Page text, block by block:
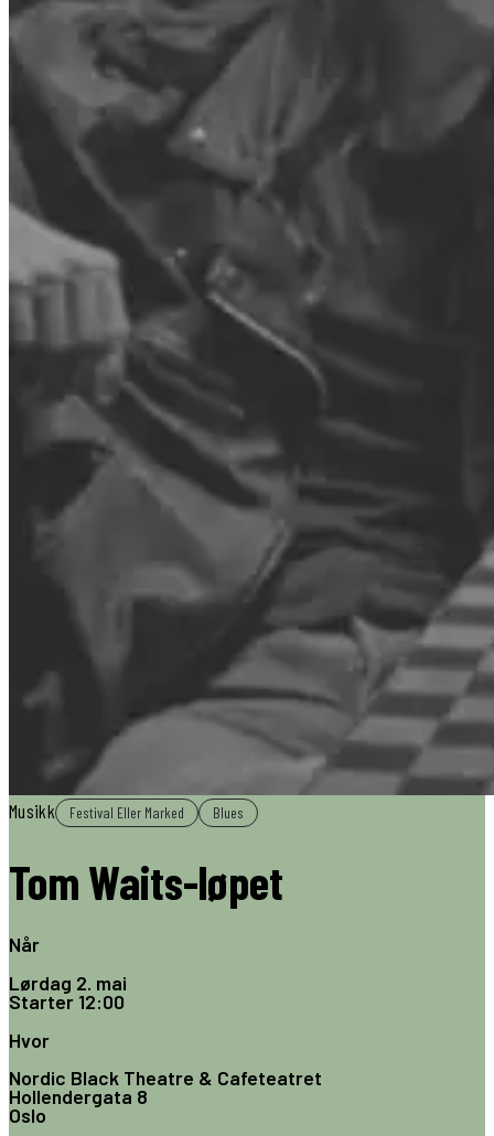
Musikk Festival Eller Marked Blues
Tom Waits-løpet
Når
Lørdag 2. mai
Starter12:00
Hvor
Nordic Black Theatre & Cafeteatret
Hollendergata 8
Oslo